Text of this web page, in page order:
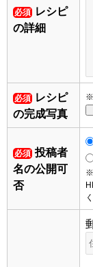
必須
レシピ
の詳細
必須
レシピ
の完成写真
※
必須 投稿者
名の公開可
否
※